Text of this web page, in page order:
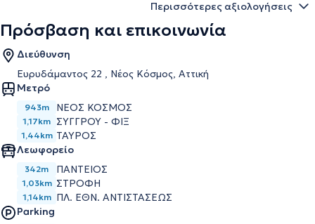
Περισσότερες αξιολογήσεις
Πρόσβαση και επικοινωνία
Διεύθυνση
Ευρυδάμαντος 22 , Νέος Κόσμος, Αττική
Μετρό
943m ΝΕΟΣ ΚΟΣΜΟΣ
1,17km ΣΥΓΓΡΟΥ - ΦΙΞ
1,44km ΤΑΥΡΟΣ
Λεωφορείο
342m ΠΑΝΤΕΙΟΣ
1,03km ΣΤΡΟΦΗ
1,14km ΠΛ. ΕΘΝ. ΑΝΤΙΣΤΑΣΕΩΣ
Parking